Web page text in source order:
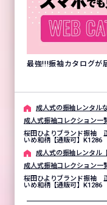
最強!!!振袖カタログが
成⼈式の振袖レンタル
成人式振袖コレクション一
桜田ひよりブランド振
いめ和柄【通販可】K1286
成⼈式の振袖レンタル
成人式振袖コレクション一
桜田ひよりブランド振
いめ和柄【通販可】K1286